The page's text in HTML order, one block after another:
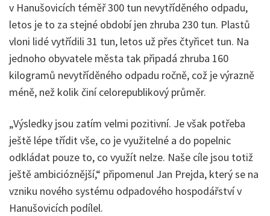
v Hanušovicích téměř 300 tun nevytříděného odpadu,
letos je to za stejné období jen zhruba 230 tun. Plastů
vloni lidé vytřídili 31 tun, letos už přes čtyřicet tun. Na
jednoho obyvatele města tak připadá zhruba 160
kilogramů nevytříděného odpadu ročně, což je výrazně
méně, než kolik činí celorepublikový průměr.
„Výsledky jsou zatím velmi pozitivní. Je však potřeba
ještě lépe třídit vše, co je využitelné a do popelnic
odkládat pouze to, co využít nelze. Naše cíle jsou totiž
ještě ambicióznější,“ připomenul Jan Prejda, který se na
vzniku nového systému odpadového hospodářství v
Hanušovicích podílel.